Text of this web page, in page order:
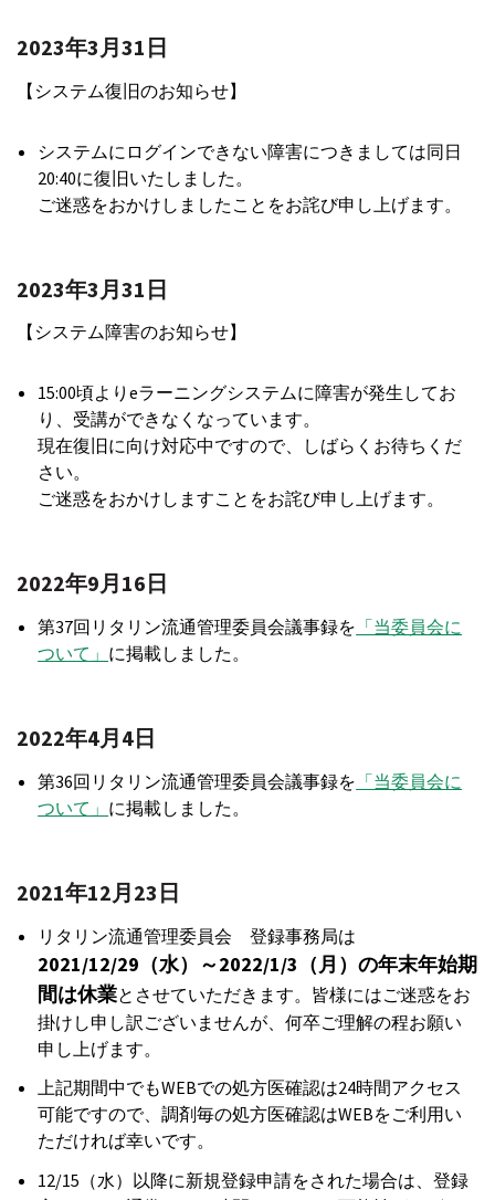
2023年3月31日
【システム復旧のお知らせ】
システムにログインできない障害につきましては同日
20:40に復旧いたしました。
ご迷惑をおかけしましたことをお詫び申し上げます。
2023年3月31日
【システム障害のお知らせ】
15:00頃よりeラーニングシステムに障害が発生してお
り、受講ができなくなっています。
現在復旧に向け対応中ですので、しばらくお待ちくだ
さい。
ご迷惑をおかけしますことをお詫び申し上げます。
2022年9月16日
第37回リタリン流通管理委員会議事録を 「当委員会に
ついて」 に掲載しました。
2022年4月4日
第36回リタリン流通管理委員会議事録を 「当委員会に
ついて」 に掲載しました。
2021年12月23日
リタリン流通管理委員会 登録事務局は
2021/12/29（水）～2022/1/3（月）の年末年始期
間は休業とさせていただきます。皆様にはご迷惑をお
掛けし申し訳ございませんが、何卒ご理解の程お願い
申し上げます。
上記期間中でもWEBでの処方医確認は24時間アクセス
可能ですので、調剤毎の処方医確認はWEBをご利用い
ただければ幸いです。
12/15（水）以降に新規登録申請をされた場合は、登録